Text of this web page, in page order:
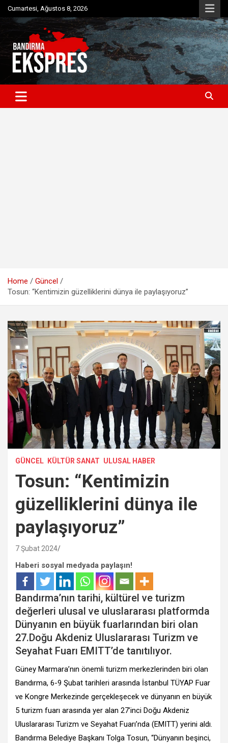
Skip
to
content
Cumartesi, Ağustos 8, 2026
Bandırma Ekspres
Bandırma'dan güncel haberler
Home
Güncel
Tosun: “Kentimizin güzelliklerini dünya ile paylaşıyoruz”
GÜNCEL KÜLTÜR SANAT ULUSAL HABER
Tosun: “Kentimizin
güzelliklerini dünya ile
paylaşıyoruz”
7 Şubat 2024
Haberi sosyal medyada paylaşın!
Bandırma’nın tarihi, kültürel ve turizm
değerleri ulusal ve uluslararası platformda
Dünyanın en büyük fuarlarından biri olan
27.Doğu Akdeniz Uluslararası Turizm ve
Seyahat Fuarı EMITT’de tanıtılıyor.
Güney Marmara’nın önemli turizm merkezlerinden biri olan
Bandırma, 6-9 Şubat tarihleri arasında İstanbul TÜYAP Fuar
ve Kongre Merkezinde gerçekleşecek ve dünyanın en büyük
5 turizm fuarı arasında yer alan 27’inci Doğu Akdeniz
Uluslararası Turizm ve Seyahat Fuarı’nda (EMITT) yerini aldı.
Bandırma Belediye Başkanı Tolga Tosun, “Dünyanın beşinci,